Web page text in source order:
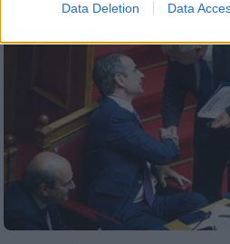
Data Deletion Data